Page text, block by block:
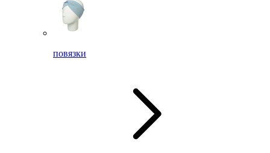
повязки